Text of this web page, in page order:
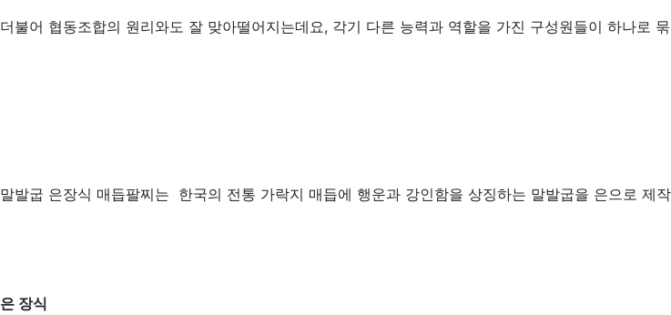
더불어 협동조합의 원리와도 잘 맞아떨어지는데요, 각기 다른 능력과 역할을 가진 구성원들이 하나로
말발굽 은장식 매듭팔찌는 한국의 전통 가락지 매듭에 행운과 강인함을 상징하는 말발굽을 은으로 제
은 장식